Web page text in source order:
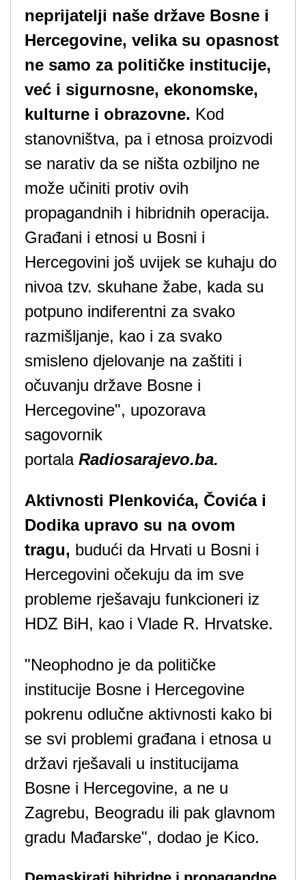
neprijatelji naše države Bosne i
Hercegovine, velika su opasnost
ne samo za političke institucije,
već i sigurnosne, ekonomske,
kulturne i obrazovne. Kod
stanovništva, pa i etnosa proizvodi
se narativ da se ništa ozbiljno ne
može učiniti protiv ovih
propagandnih i hibridnih operacija.
Građani i etnosi u Bosni i
Hercegovini još uvijek se kuhaju do
nivoa tzv. skuhane žabe, kada su
potpuno indiferentni za svako
razmišljanje, kao i za svako
smisleno djelovanje na zaštiti i
očuvanju države Bosne i
Hercegovine", upozorava
sagovornik
portalaRadiosarajevo.ba.
Aktivnosti Plenkovića, Čovića i
Dodika upravo su na ovom
tragu, budući da Hrvati u Bosni i
Hercegovini očekuju da im sve
probleme rješavaju funkcioneri iz
HDZ BiH, kao i Vlade R. Hrvatske.
"Neophodno je da političke
institucije Bosne i Hercegovine
pokrenu odlučne aktivnosti kako bi
se svi problemi građana i etnosa u
državi rješavali u institucijama
Bosne i Hercegovine, a ne u
Zagrebu, Beogradu ili pak glavnom
gradu Mađarske", dodao je Kico.